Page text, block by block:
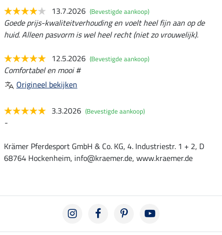
13.7.2026 (Bevestigde aankoop)
Goede prijs-kwaliteitverhouding en voelt heel fijn aan op de
huid. Alleen pasvorm is wel heel recht (niet zo vrouwelijk).
12.5.2026 (Bevestigde aankoop)
Comfortabel en mooi #
Origineel bekijken
3.3.2026 (Bevestigde aankoop)
-
Krämer Pferdesport GmbH & Co. KG, 4. Industriestr. 1 + 2, D
68764 Hockenheim, info@kraemer.de, www.kraemer.de